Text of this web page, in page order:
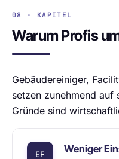
08 · KAPITEL
Warum Profis
Gebäudereiniger,
setzen zunehmend auf
Gründe sind
Weniger